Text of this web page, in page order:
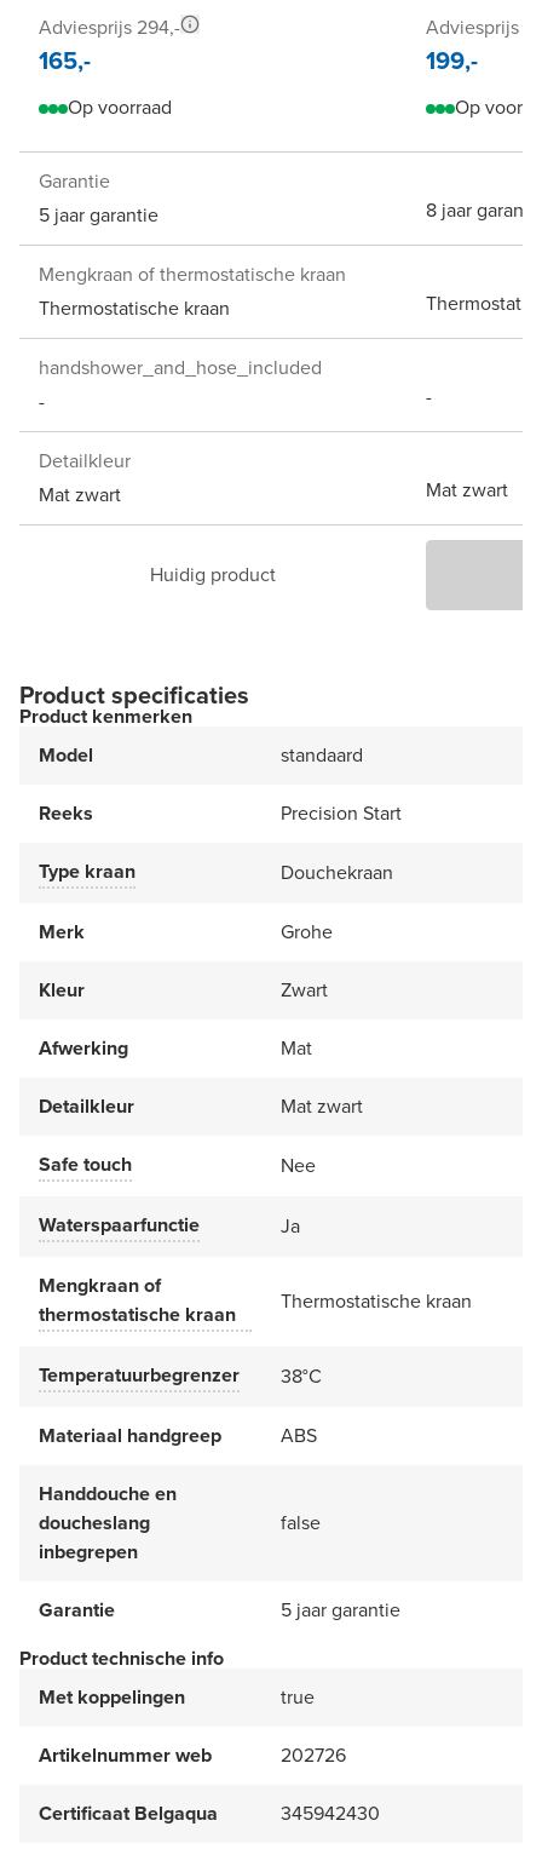
Adviesprijs 294,-
165,-
Op voorraad
Adviesprijs
199,-
Op
Garantie
5 jaar garantie
8 jaar
Mengkraan of thermostatische kraan
Thermostatische kraan
handshower_and_hose_included
-
-
Detailkleur
Mat zwart
Mat zwart
Huidig product
Product specificaties
Product kenmerken
Model
standaard
Reeks Precision Start
Type kraan Douchekraan
Merk Grohe
Kleur Zwart
Afwerking Mat
Detailkleur Mat zwart
Safe touch Nee
Waterspaarfunctie Ja
Mengkraan of
thermostatische kraan
Thermostatische kraan
Temperatuurbegrenzer 38°C
Materiaal handgreep ABS
Handdouche en
doucheslang
inbegrepen
false
Garantie
5 jaar garantie
Product technische info
Met koppelingen
true
Artikelnummer web 202726
Certificaat Belgaqua 345942430